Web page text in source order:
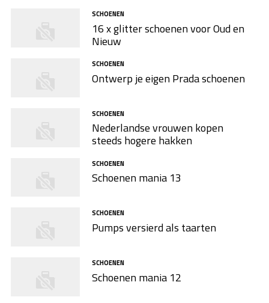
SCHOENEN
16 x glitter schoenen voor Oud en
Nieuw
SCHOENEN
Ontwerp je eigen Prada schoenen
SCHOENEN
Nederlandse vrouwen kopen
steeds hogere hakken
SCHOENEN
Schoenen mania 13
SCHOENEN
Pumps versierd als taarten
SCHOENEN
Schoenen mania 12